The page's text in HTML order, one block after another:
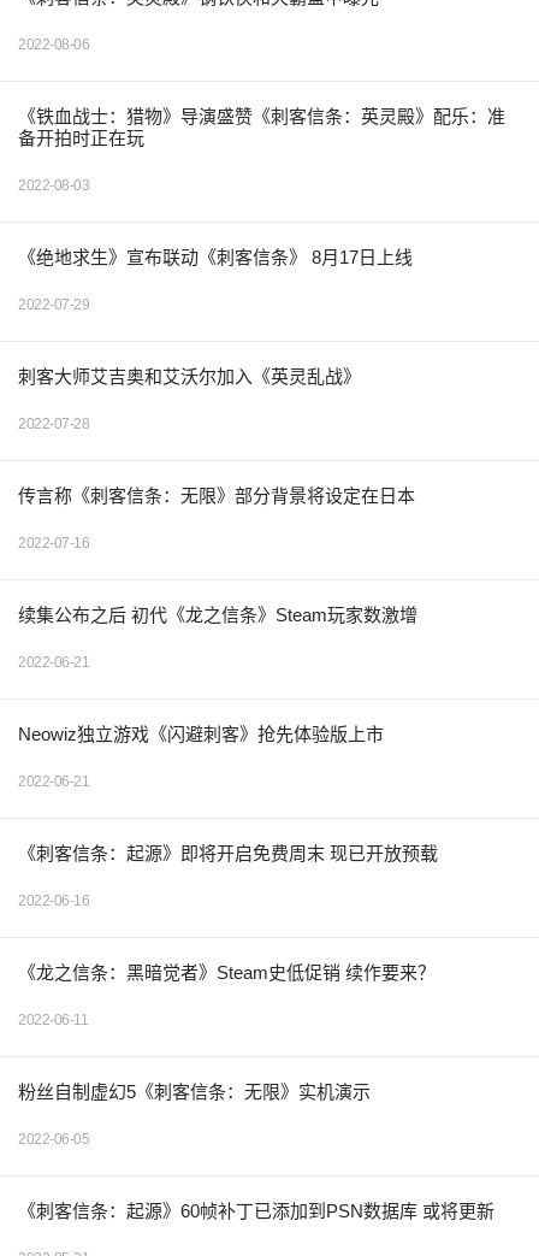
2022-08-06
《铁血战士：猎物》导演盛赞《刺客信条：英灵殿》配乐：准
备开拍时正在玩
2022-08-03
《绝地求生》宣布联动《刺客信条》 8月17日上线
2022-07-29
刺客大师艾吉奥和艾沃尔加入《英灵乱战》
2022-07-28
传言称《刺客信条：无限》部分背景将设定在日本
2022-07-16
续集公布之后 初代《龙之信条》Steam玩家数激增
2022-06-21
Neowiz独立游戏《闪避刺客》抢先体验版上市
2022-06-21
《刺客信条：起源》即将开启免费周末 现已开放预载
2022-06-16
《龙之信条：黑暗觉者》Steam史低促销 续作要来？
2022-06-11
粉丝自制虚幻5《刺客信条：无限》实机演示
2022-06-05
《刺客信条：起源》60帧补丁已添加到PSN数据库 或将更新